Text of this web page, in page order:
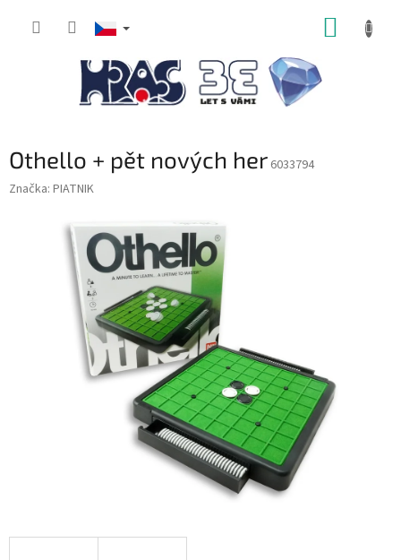
Othello + pět nových her 6033794
Značka: PIATNIK